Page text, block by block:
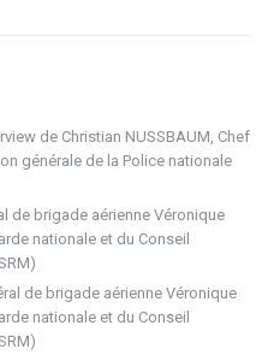
de Christian NUSSBAUM, Chef
générale de la Police nationale
de brigade aérienne Véronique
nationale et du Conseil
de brigade aérienne Véronique
nationale et du Conseil